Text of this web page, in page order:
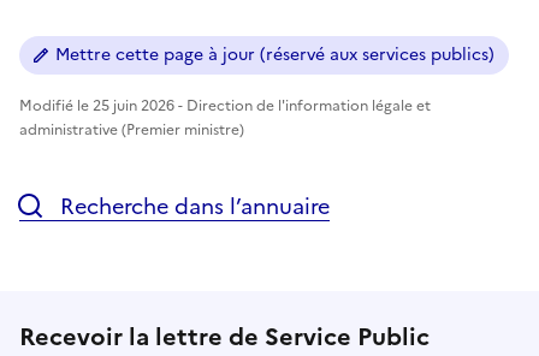
Mettre cette page à jour (réservé aux services publics)
Modifié le 25 juin 2026 - Direction de l'information légale et
administrative (Premier ministre)
Recherche dans l’annuaire
Recevoir la lettre de Service Public